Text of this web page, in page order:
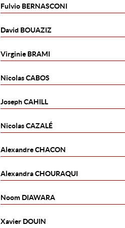
Fulvio BERNASCONI
David BOUAZIZ
Virginie BRAMI
NicolasCABOS
JosephCAHILL
NicolasCAZALÉ
AlexandreCHACON
AlexandraCHOURAQUI
Noom DIAWARA
Xavier DOUIN